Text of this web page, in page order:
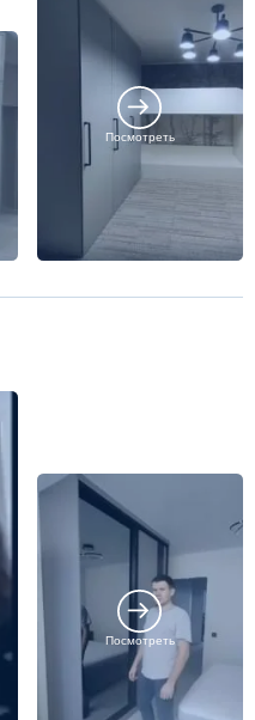
Посмотреть
Посмотреть